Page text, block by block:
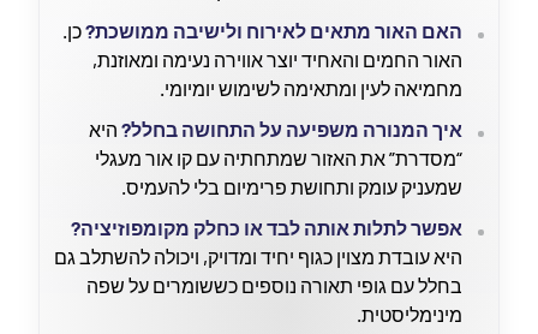
האם האור מתאים לאירוח ולישיבה ממושכת?כן.
האור החמים והאחיד יוצר אווירה נעימה ומאוזנת,
מחמיאה לעין ומתאימה לשימוש יומיומי.
איך המנורה משפיעה על התחושה בחלל? היא
“מסדרת” את האזור שמתחתיה עם קו אור מעגלי
שמעניק עומק ותחושת פרימיום בלי להעמיס.
אפשר לתלות אותה לבד או כחלק מקומפוזיציה?
היא עובדת מצוין כגוף יחיד ומדויק, ויכולה להשתלב גם
בחלל עם גופי תאורה נוספים כששומרים על שפה
מינימליסטית.